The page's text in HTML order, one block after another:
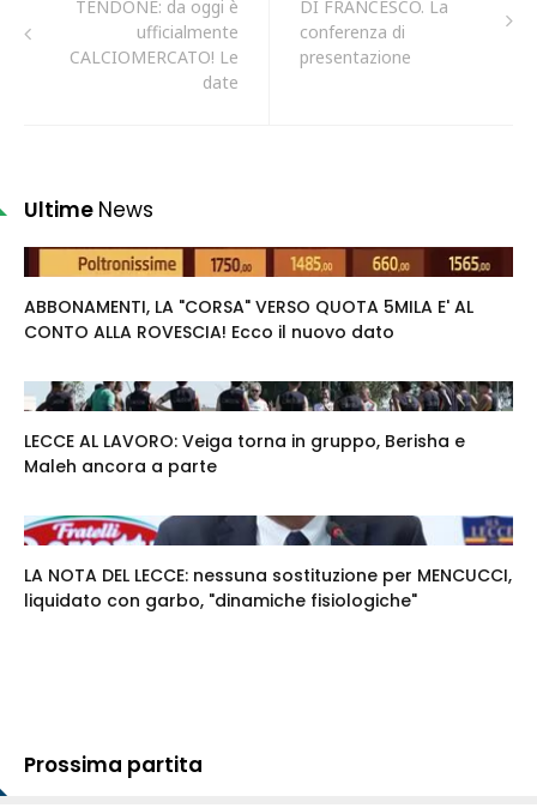
TENDONE: da oggi è
ufficialmente
CALCIOMERCATO! Le
date
DI FRANCESCO. La
conferenza di
presentazione
Ultime News
ABBONAMENTI, LA "CORSA" VERSO QUOTA 5MILA E' AL
CONTO ALLA ROVESCIA! Ecco il nuovo dato
LECCE AL LAVORO: Veiga torna in gruppo, Berisha e
Maleh ancora a parte
LA NOTA DEL LECCE: nessuna sostituzione per MENCUCCI,
liquidato con garbo, "dinamiche fisiologiche"
Prossima partita